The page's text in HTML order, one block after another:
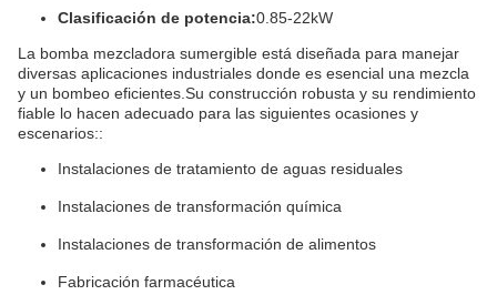
Clasificación de potencia:0.85-22kW
La bomba mezcladora sumergible está diseñada para manejar
diversas aplicaciones industriales donde es esencial una mezcla
y un bombeo eficientes.Su construcción robusta y su rendimiento
fiable lo hacen adecuado para las siguientes ocasiones y
escenarios::
Instalaciones de tratamiento de aguas residuales
Instalaciones de transformación química
Instalaciones de transformación de alimentos
Fabricación farmacéutica